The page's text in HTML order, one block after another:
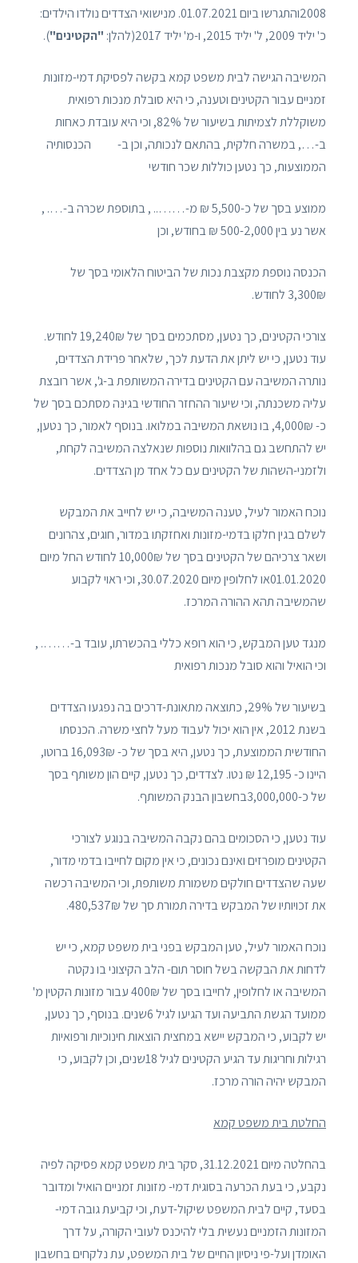
2008והתגרשו ביום 01.07.2021. מנישואי הצדדים נולדו הילדים:
כ' יליד 2009, ל' יליד 2015, ו-מ' יליד 2017(להלן:
"הקטינים").
המשיבה הגישה לבית משפט קמא בקשה לפסיקת דמי-מזונות
זמניים עבור הקטינים וטענה, כי היא סובלת מנכות רפואית
משוקללת לצמיתות בשיעור של 82%, וכי היא עובדת כאחות
ב-…, במשרה חלקית, בהתאם לנכותה, וכן ב- הכנסותיה
הממוצעות, כך נטען כוללות שכר חודשי
ממוצע בסך של כ-5,500 ₪ מ-…….. , בתוספת שכרּה ב-…. ,
אשר נע בין 500-2,000 ₪ בחודש, וכן
הכנסה נוספת מקצבת נכות של הביטוח הלאומי בסך של
3,300₪ לחודש.
צורכי הקטינים, כך נטען, מסתכמים בסך של 19,240₪ לחודש.
עוד נטען, כי יש ליתן את הדעת לכך, שלאחר פרידת הצדדים,
נותרה המשיבה עם הקטינים בדירה המשותפת ב-ג', אשר רובצת
עליה משכנתה, וכי שיעור ההחזר החודשי בגינּה מסתכם בסך של
כ- 4,000₪, בו נושאת המשיבה במלואו. בנוסף לאמור, כך נטען,
יש להתחשב גם בהלוואות נוספות שנאלצה המשיבה לקחת,
ולזמני-השהות של הקטינים עם כל אחד מן הצדדים.
נוכח האמור לעיל, טענה המשיבה, כי יש לחייב את המבקש
לשלם בגין חלקו בדמי-מזונות ואחזקתו במדור, חוגים, צהרונים
ושאר צרכיהם של הקטינים בסך של 10,000₪ לחודש החל מיום
01.01.2020או לחלופין מיום 30.07.2020, וכי ראוי לקבוע
שהמשיבה תהא ההורה המרכז.
מנגד טען המבקש, כי הוא רופא כללי בהכשרתו, עובד ב-……. ,
וכי הואיל והוא סובל מנכות רפואית
בשיעור של 29%, כתוצאה מתאונת-דרכים בה נפגעו הצדדים
בשנת 2012, אין הוא יכול לעבוד מעל לחצי משרה. הכנסתו
החודשית הממוצעת, כך נטען, היא בסך של כ- 16,093₪ ברוטו,
היינו כ- 12,195 ₪ נטו. לצדדים, כך נטען, קיים הון משותף בסך
של כ-3,000,000בחשבון הבנק המשותף.
עוד נטען, כי הסכומים בהם נקבה המשיבה בנוגע לצורכי
הקטינים מופרזים ואינם נכונים, כי אין מקום לחייבו בדמי מדור,
שעה שהצדדים חולקים משמורת משותפת, וכי המשיבה רכשה
את זכויותיו של המבקש בדירה תמורת סך של 480,537₪.
נוכח האמור לעיל, טען המבקש בפני בית משפט קמא, כי יש
לדחות את הבקשה בשל חוסר תום- הלב הקיצוני בו נקטה
המשיבה או לחלופין, לחייבו בסך של 400₪ עבור מזונות הקטין מ'
ממועד הגשת התביעה ועד הגיעו לגיל 6שנים. בנוסף, כך נטען,
יש לקבוע, כי המבקש יישא במחצית הוצאות חינוכיות ורפואיות
רגילות וחריגות עד הגיע הקטינים לגיל 18שנים, וכן לקבוע, כי
המבקש יהיה הורה מרכז.
החלטת בית משפט קמא
בהחלטה מיום 31.12.2021, סקר בית משפט קמא פסיקה לפיה
נקבע, כי בעת הכרעה בסוגית דמי- מזונות זמניים הואיל ומדובר
בסעד, קיים לבית המשפט שיקול-דעת, וכי קביעת גובה דמי-
המזונות הזמניים נעשית בלי להיכנס לעובי הקורה, על דרך
האומדן ועל-פי ניסיון החיים של בית המשפט, עת נלקחים בחשבון